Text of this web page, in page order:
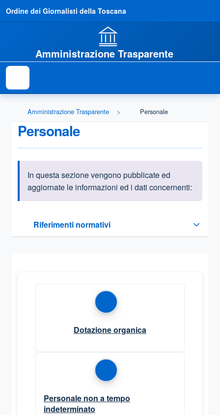
Ordine dei Giornalisti della Toscana
Amministrazione Trasparente
Amministrazione Trasparente Personale
Personale
Informazioni introduttive
In questa sezione vengono pubblicate ed
aggiornate le informazioni ed i dati concernenti:
Riferimenti normativi
Sezione compressa
Dotazione organica
Personale non a tempo
indeterminato